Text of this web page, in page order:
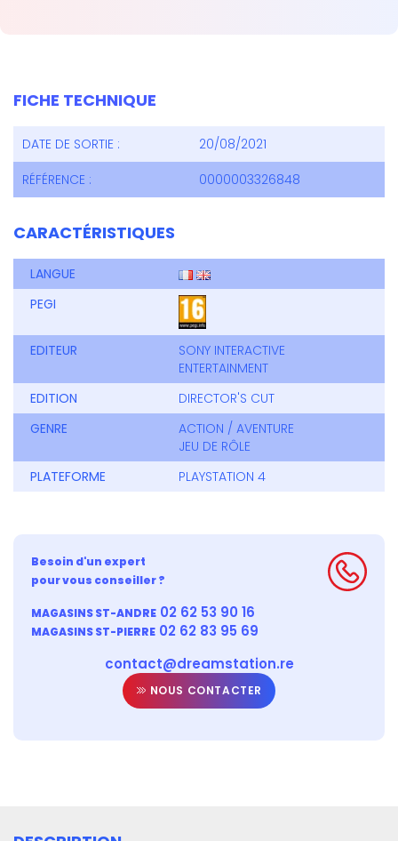
FICHE TECHNIQUE
DATE DE SORTIE :
20/08/2021
RÉFÉRENCE :
0000003326848
CARACTÉRISTIQUES
LANGUE
PEGI
EDITEUR
SONY INTERACTIVE
ENTERTAINMENT
EDITION
DIRECTOR'S CUT
GENRE
ACTION / AVENTURE
JEU DE RÔLE
PLATEFORME
PLAYSTATION 4
Besoin d'un expert
pour vous conseiller ?
MAGASINS ST-ANDRE 02 62 53 90 16
MAGASINS ST-PIERRE 02 62 83 95 69
contact@dreamstation.re
NOUS CONTACTER